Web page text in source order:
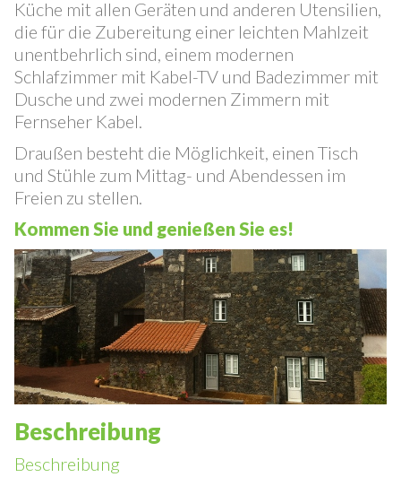
Stechpalme Haus besteht aus einer kompakten
Küche mit allen Geräten und anderen Utensilien,
die für die Zubereitung einer leichten Mahlzeit
unentbehrlich sind, einem modernen
Schlafzimmer mit Kabel-TV und Badezimmer mit
Dusche und zwei modernen Zimmern mit
Fernseher Kabel.
Draußen besteht die Möglichkeit, einen Tisch
und Stühle zum Mittag- und Abendessen im
Freien zu stellen.
Kommen Sie und genießen Sie es!
Beschreibung